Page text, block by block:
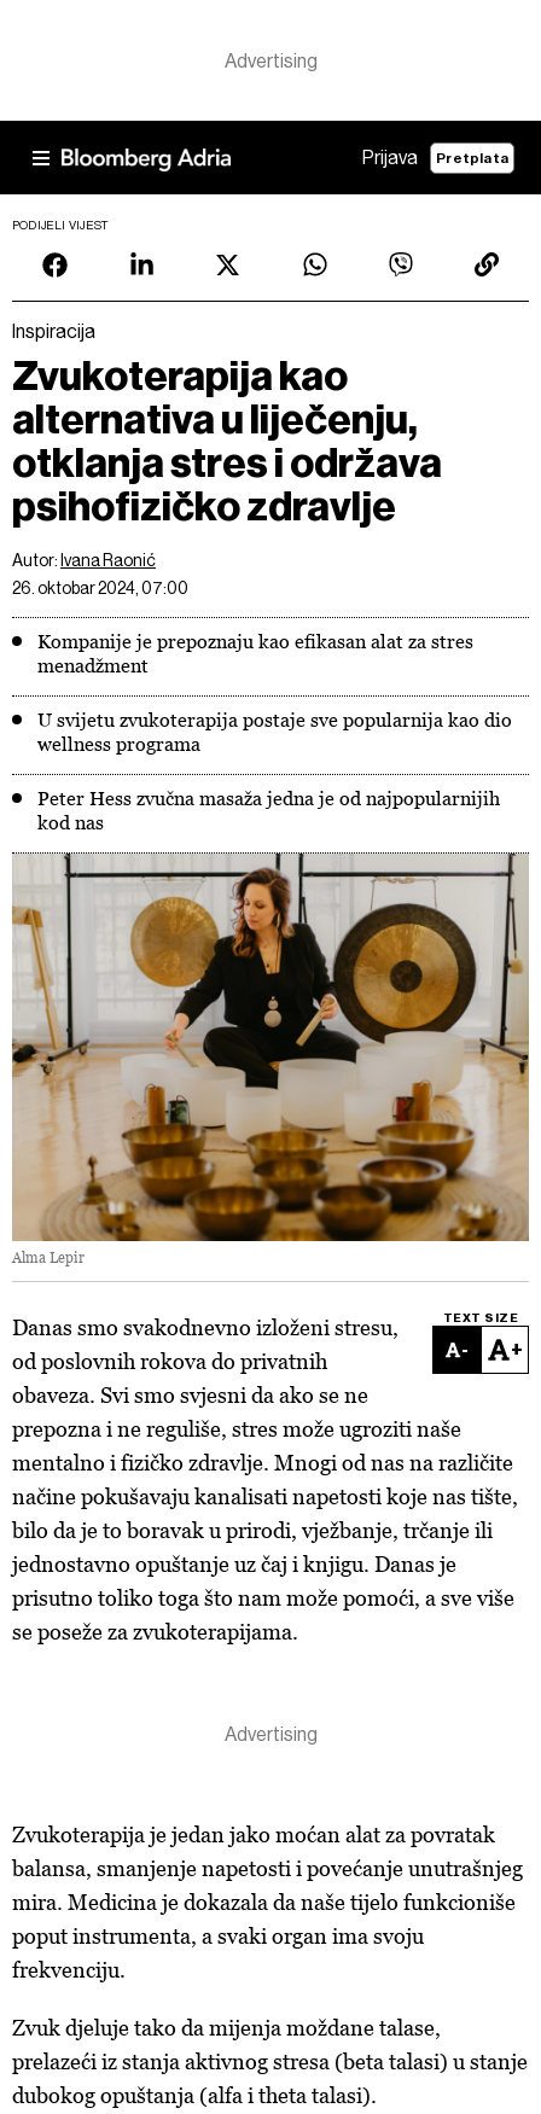
Prijava Pretplata
PODIJELI VIJEST
Inspiracija
Zvukoterapija kao
alternativa u liječenju,
otklanja stres i održava
psihofizičko zdravlje
Autor: Ivana Raonić
26. oktobar 2024, 07:00
Kompanije je prepoznaju kao efikasan alat za stres
menadžment
U svijetu zvukoterapija postaje sve popularnija kao dio
wellness programa
Peter Hess zvučna masaža jedna je od najpopularnijih
kod nas
Alma Lepir
TEXT SIZE
- +
Danas smo svakodnevno izloženi stresu,
od poslovnih rokova do privatnih
obaveza. Svi smo svjesni da ako se ne
prepozna i ne reguliše, stres može ugroziti naše
mentalno i fizičko zdravlje. Mnogi od nas na različite
načine pokušavaju kanalisati napetosti koje nas tište,
bilo da je to boravak u prirodi, vježbanje, trčanje ili
jednostavno opuštanje uz čaj i knjigu. Danas je
prisutno toliko toga što nam može pomoći, a sve više
se poseže za zvukoterapijama.
Zvukoterapija je jedan jako moćan alat za povratak
balansa, smanjenje napetosti i povećanje unutrašnjeg
mira. Medicina je dokazala da naše tijelo funkcioniše
poput instrumenta, a svaki organ ima svoju
frekvenciju.
Zvuk djeluje tako da mijenja moždane talase,
prelazeći iz stanja aktivnog stresa (beta talasi) u stanje
dubokog opuštanja (alfa i theta talasi).